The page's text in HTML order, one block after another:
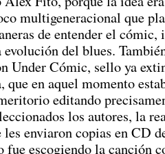
multigeneracional que
de entender el cómic,
del blues.
Under Cómic, sello ya
en aquel momento
editando
los autores, la
enviaron copias en CD
fue escogiendo la canción